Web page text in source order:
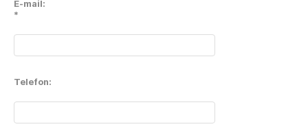
E-mail:
*
Telefon: